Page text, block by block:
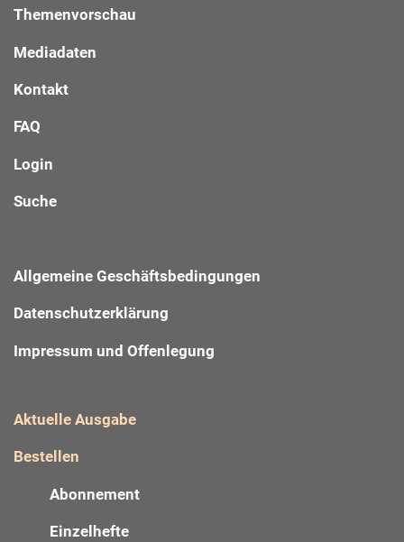
Themenvorschau
Mediadaten
Kontakt
FAQ
Login
Suche
Allgemeine Geschäftsbedingungen
Datenschutzerklärung
Impressum und Offenlegung
Aktuelle Ausgabe
Bestellen
Abonnement
Einzelhefte